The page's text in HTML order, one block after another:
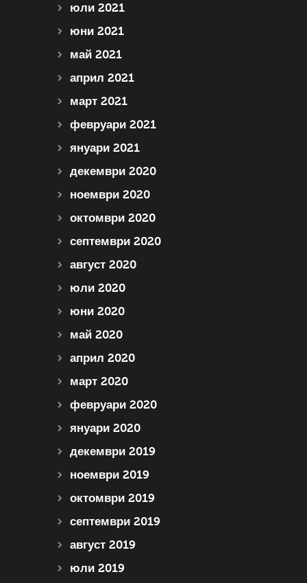
юли 2021
юни 2021
май 2021
април 2021
март 2021
февруари 2021
януари 2021
декември 2020
ноември 2020
октомври 2020
септември 2020
август 2020
юли 2020
юни 2020
май 2020
април 2020
март 2020
февруари 2020
януари 2020
декември 2019
ноември 2019
октомври 2019
септември 2019
август 2019
юли 2019